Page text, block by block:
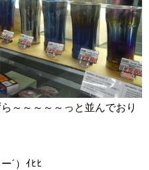
～～～～～っと並んでおり
´）ｲﾋﾋ